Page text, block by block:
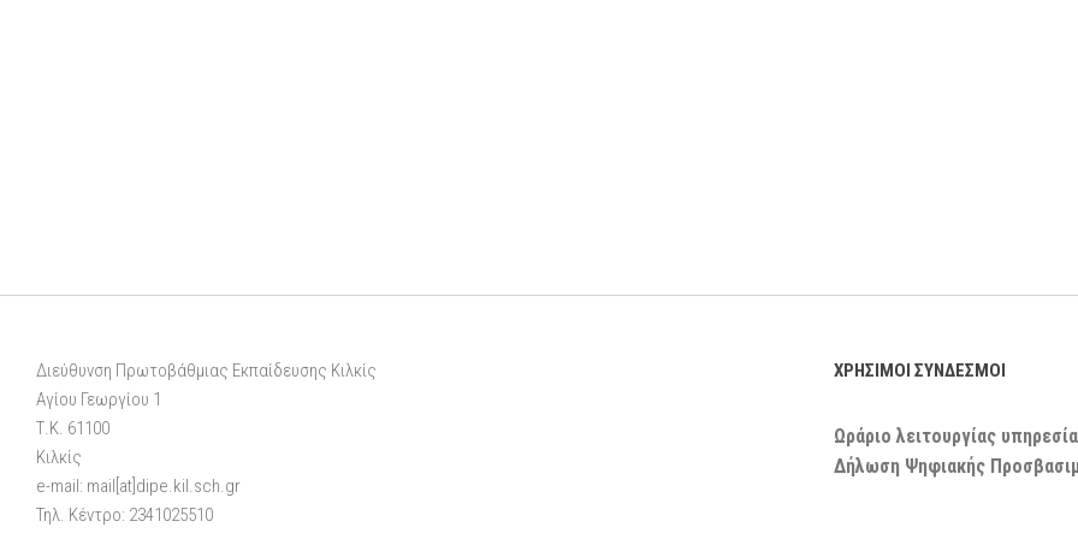
Διεύθυνση Πρωτοβάθμιας Εκπαίδευσης Κιλκίς
Αγίου Γεωργίου 1
Τ.Κ. 61100
Κιλκίς
e-mail: mail[at]dipe.kil.sch.gr
Τηλ. Κέντρο: 2341025510
ΧΡΗΣΙΜΟΙ ΣΥΝΔΕΣΜΟΙ
Ωράριο λειτουργίας
Δήλωση Ψηφιακής